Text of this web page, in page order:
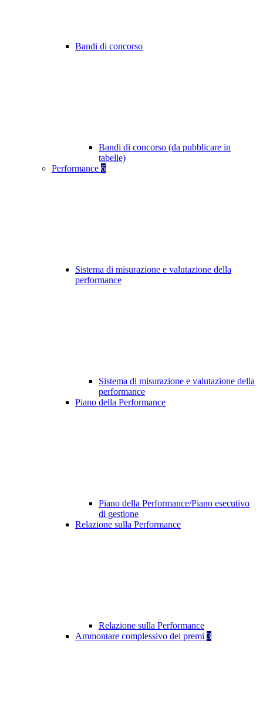
Bandi di concorso
Bandi di concorso (da pubblicare in
tabelle)
Performance 6
Sistema di misurazione e valutazione della
performance
Sistema di misurazione e valutazione della
performance
Piano della Performance
Piano della Performance/Piano esecutivo
di gestione
Relazione sulla Performance
Relazione sulla Performance
Ammontare complessivo dei premi 3